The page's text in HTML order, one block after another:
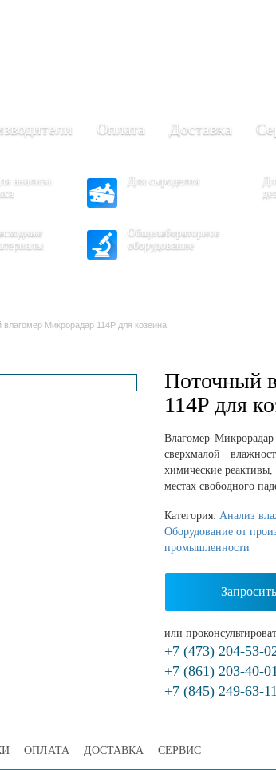
Оплата Доставка
анализа
Для сыроделия
Общелабораторное
оборудование
влагомер Микрорадар 114P для козеина
Поточный
114P для
Влагомер
сверхмалой
химические
местах свободного
Категория:Анализ
Оборудование от
промышленности
или
+7 (473) 204-53-
+7 (861) 203-40-
+7 (845) 249-63-11
ОПЛАТА ДОСТАВКА СЕРВИС